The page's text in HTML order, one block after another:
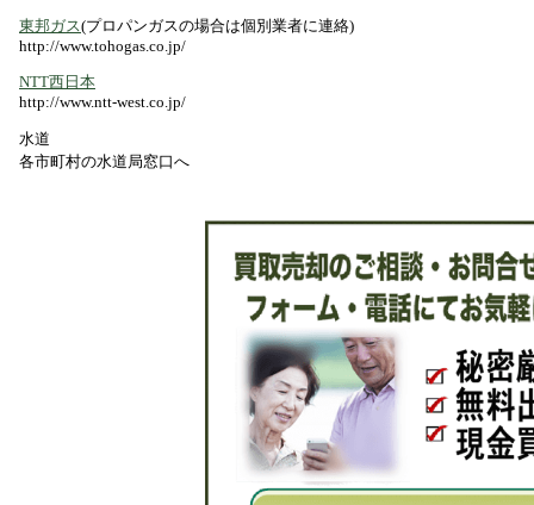
東邦ガス(プロパンガスの場合は個別業者に連絡)
http://www.tohogas.co.jp/
NTT西日本
http://www.ntt-west.co.jp/
水道
各市町村の水道局窓口へ